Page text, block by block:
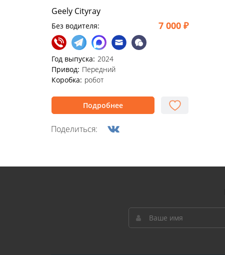
Geely Cityray
Без водителя: 7 000 ₽
Год выпуска: 2024
Привод: Передний
Коробка: робот
Подробнее
Поделиться: